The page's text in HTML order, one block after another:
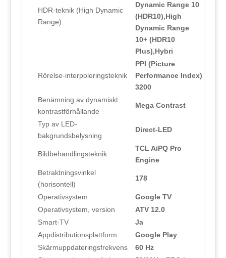
HDR-teknik (High Dynamic
Range)
Dynamic Range 10
(HDR10),High
Dynamic Range
10+ (HDR10
Plus),Hybri
Rörelse-interpoleringsteknik
PPI (Picture
Performance Index)
3200
Benämning av dynamiskt
kontrastförhållande
Mega Contrast
Typ av LED-
bakgrundsbelysning
Direct-LED
Bildbehandlingsteknik
TCL AiPQ Pro
Engine
Betraktningsvinkel
(horisontell)
178
Operativsystem
Google TV
Operativsystem, version
ATV 12.0
Smart-TV
Ja
Appdistributionsplattform
Google Play
Skärmuppdateringsfrekvens
60 Hz